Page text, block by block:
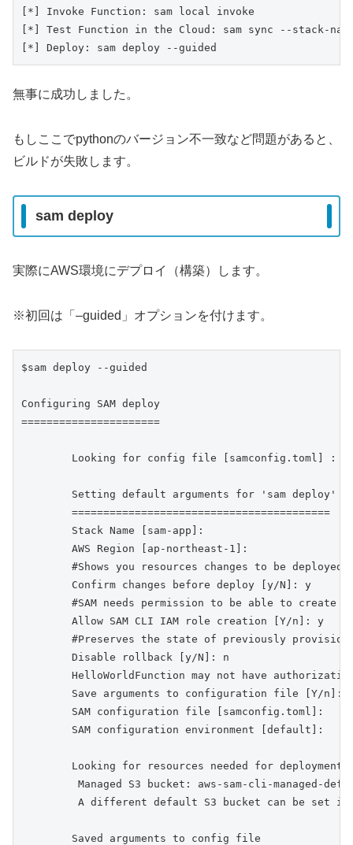
[*] Invoke Function: sam local invoke
[*] Test Function in the Cloud: sam sync --stack-
[*] Deploy: sam deploy --guided
無事に成功しました。
もしここでpythonのバージョン不一致など問題があると、
ビルドが失敗します。
sam deploy
実際にAWS環境にデプロイ（構築）します。
※初回は「–guided」オプションを付けます。
$sam deploy --guided
Configuring SAM deploy
======================
Looking for config file [samconfig.toml] :
        Setting default arguments for 'sam deploy'
        =========================================
        Stack Name [sam-app]:
        AWS Region [ap-northeast-1]:
#Shows you resources changes to be deployed
        Confirm changes before deploy [y/N]: y
#SAM needs permission to be able to create
        Allow SAM CLI IAM role creation [Y/n]: y
#Preserves the state of previously
        Disable rollback [y/N]: n
HelloWorldFunction may not have
Save arguments to configuration file [Y/n]:
        SAM configuration file [samconfig.toml]:
        SAM configuration environment [default]:
        Looking for resources needed for deployment:
Managed S3 bucket: aws-sam-cli-managed-
A different default S3 bucket can be set in
        Saved arguments to config file